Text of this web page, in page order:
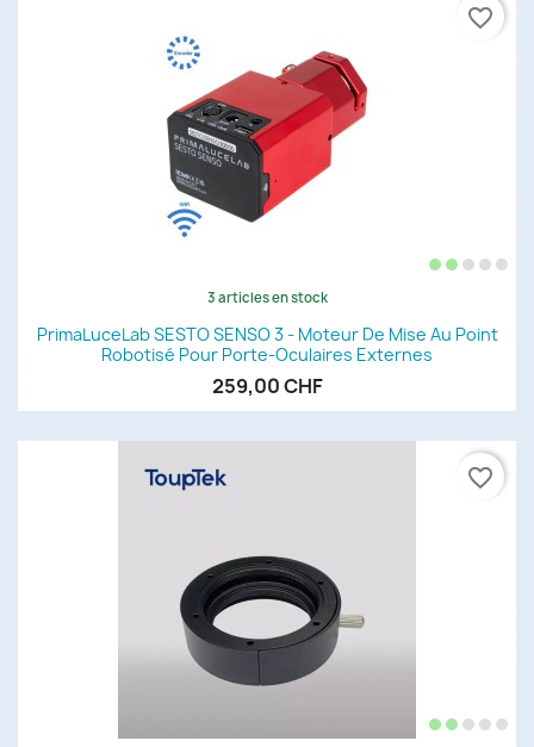
3 articles en stock
PrimaLuceLab SESTO SENSO 3 - Moteur De Mise Au Point
Robotisé Pour Porte-Oculaires Externes
259,00 CHF
favorite_border
favorite_border